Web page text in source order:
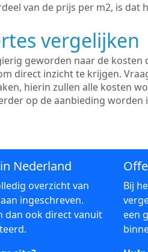
van de prijs per m2, is dat
vergelijken
geworden naar de kosten
direct inzicht te krijgen.
hierin zullen alle kosten
op de aanbieding worden
Nederland
overzicht van
ingeschreven.
dan ook direct vanuit
Bij
een